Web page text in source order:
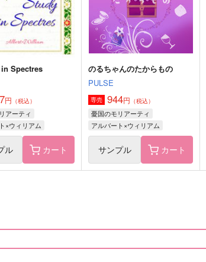
Spectres
円 （税込）
アーティ
×ウィリアム
ル カート
のるちゃんのたからもの
PULSE
専売 944円 （税込）
憂国のモリアーティ
アルバート×ウィリアム
サンプル カート